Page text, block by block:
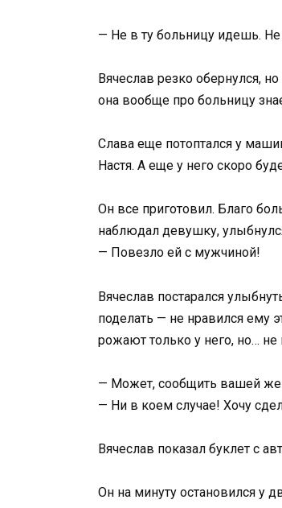
— Не в ту больницу идешь. Не
Вячеслав резко обернулся,
она вообще про больницу
Слава еще потоптался у
Настя. А еще у него скоро
Он все приготовил. Благо
наблюдал девушку,
— Повезло ей с мужчиной!
Вячеслав постарался
поделать — не нравился ему
рожают только у него, но… не
— Может, сообщить вашей
— Ни в коем случае! Хочу
Вячеслав показал буклет с
Он на минуту остановился у